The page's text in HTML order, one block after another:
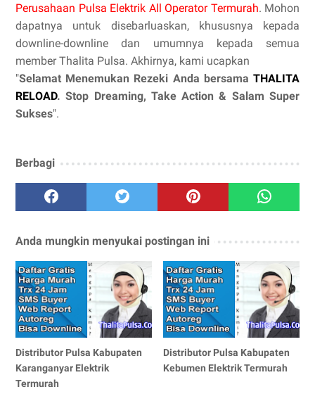
Perusahaan Pulsa Elektrik All Operator Termurah. Mohon
dapatnya untuk disebarluaskan, khususnya kepada
downline-downline dan umumnya kepada semua
member Thalita Pulsa. Akhirnya, kami ucapkan
"Selamat Menemukan Rezeki Anda bersama THALITA
RELOAD. Stop Dreaming, Take Action & Salam Super
Sukses".
Berbagi
Anda mungkin menyukai postingan ini
Distributor Pulsa Kabupaten
Karanganyar Elektrik
Termurah
Distributor Pulsa Kabupaten
Kebumen Elektrik Termurah